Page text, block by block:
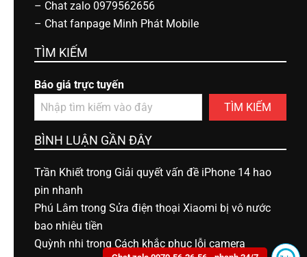
– Chat zalo 0979562656
– Chat fanpage Minh Phát Mobile
TÌM KIẾM
Báo giá trực tuyến
TÌM KIẾM
BÌNH LUẬN GẦN ĐÂY
Trần Khiết trong Giải quyết vấn đề iPhone 14 hao
pin nhanh
Phú Lâm trong Sửa điện thoại Xiaomi bị vô nước
bao nhiêu tiền
Quỳnh nhi trong Cách khắc phục lỗi camera